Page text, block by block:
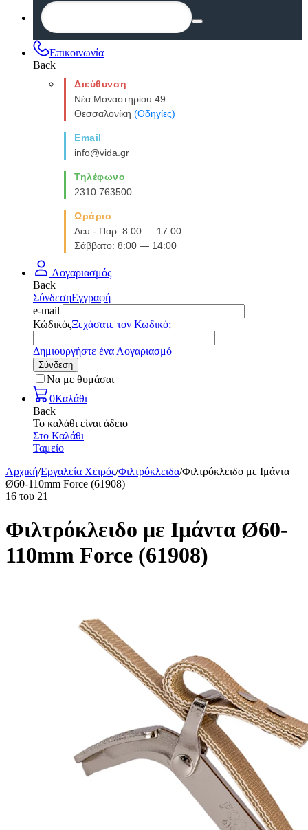
Επικοινωνία
Back
Διεύθυνση
Νέα Μοναστηρίου 49
Θεσσαλονίκη (Οδηγίες)
Email
info@vida.gr
Τηλέφωνο
2310 763500
Ωράριο
Δευ - Παρ: 8:00 — 17:00
Σάββατο: 8:00 — 14:00
Λογαριασμός
Back
ΣύνδεσηΕγγραφή
e-mail
ΚώδικόςΞεχάσατε τον Κωδικό;
Δημιουργήστε ένα Λογαριασμό
Σύνδεση
Να με θυμάσαι
0Καλάθι
Back
Το καλάθι είναι άδειο
Στο Καλάθι
Ταμείο
Αρχική/Εργαλεία Χειρός/Φιλτρόκλειδα/Φιλτρόκλειδο με Ιμάντα
Ø60-110mm Force (61908)
16 του 21
Φιλτρόκλειδο με Ιμάντα Ø60-
110mm Force (61908)